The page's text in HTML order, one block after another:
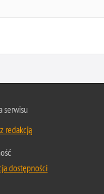
serwisu
redakcją
dostępności